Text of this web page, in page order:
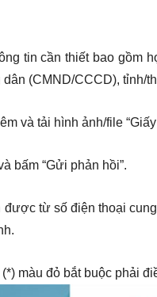
tin cần thiết bao gồm
(CMND/CCCD),
và tải hình ảnh/file
bấm “Gửi phản hồi”.
từ số điện thoại
màu đỏ bắt buộc phải